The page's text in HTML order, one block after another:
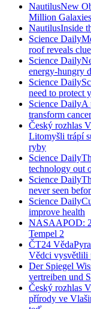
NautilusNew
Million
NautilusInside
Science Daily
roof reveals
Science Daily
energy-hungry
Science Daily
need to protect
Science DailyA
transform
Český rozhlas
Litomyšli trápí
ryby
Science Daily
technology out
Science Daily
never seen
Science Daily
improve health
NASAAPOD:
Tempel 2
ČT24 Věda
Vědci vysvětlili
Der Spiegel
vertreiben und
Český rozhlas
přírody ve